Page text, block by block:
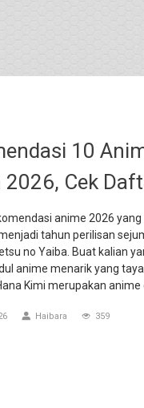
10
2026, Cek
anime 2026
tahun perilisan
no Yaiba. Buat kalian
anime menarik yang
Kimi merupakan anime
Haibara 359